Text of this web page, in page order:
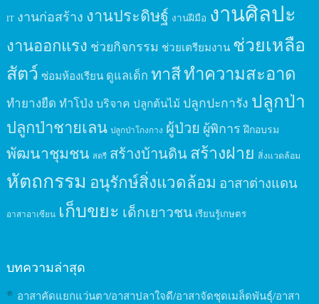
IT งานก่อสร้าง งานประดิษฐ์ งานฝีมือ งานศิลปะ
งานออกแรง ช่วยกิจกรรม ช่วยเตรียมงาน ช่วยเหลือ
สัตว์ ซ่อมห้องเรียน ดูแลเด็ก ทาสีทำความสะอาด
ทำยางยืด ทำโป่ง บริจาค ปลูกต้นไม้ ปลูกปะการัง ปลูกป่า
ปลูกป่าชายเลน ปลูกป่าโกงกาง ผู้ป่วย ผู้พิการ ฝึกอบรม
พัฒนาชุมชน สตรี สร้างบ้านดินสร้างฝาย สิ่งแวดล้อม
หัตถกรรม อนุรักษ์สิ่งแวดล้อม อาสาต่างแดน
อาสาอาเซียน เก็บขยะ เด็กเยาวชน เรียนรู้เกษตร
บทความล่าสุด
อาสาคัดแยกแว่นตา/อาสาปลาใจดี/อาสาจัดชุดเมล็ดพันธุ์/อาสา